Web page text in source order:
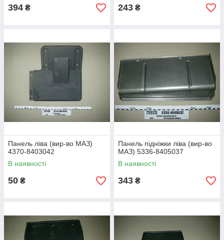
394 ₴ 243 ₴
Панель ліва (вир-во МАЗ)
4370-8403042
В наявності
50 ₴
Панель підніжки ліва (вир-во
МАЗ) 5336-8405037
В наявності
343 ₴